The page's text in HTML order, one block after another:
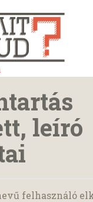
leíró
felhasználó